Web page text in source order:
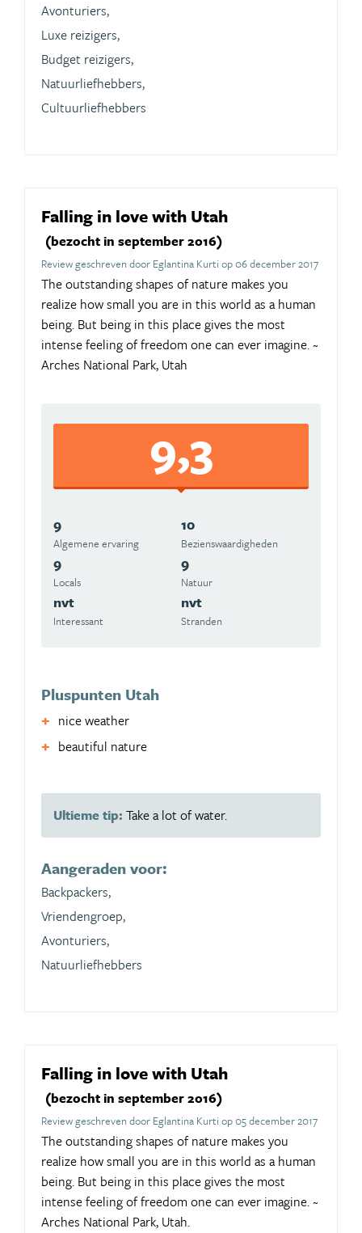
Avonturiers,
Luxe reizigers,
Budget reizigers,
Natuurliefhebbers,
Cultuurliefhebbers
Falling in love with Utah
(bezocht in september 2016)
Review geschreven door Eglantina Kurti op 06 december 2017
The outstanding shapes of nature makes you
realize how small you are in this world as a human
being. But being in this place gives the most
intense feeling of freedom one can ever imagine. ~
Arches National Park, Utah
9,3
9
Algemene ervaring
10
Beziens­waardigheden
9
Locals
9
Natuur
nvt
Interessant
nvt
Stranden
Pluspunten Utah
nice weather
beautiful nature
Ultieme tip: Take a lot of water.
Aangeraden voor:
Backpackers,
Vriendengroep,
Avonturiers,
Natuurliefhebbers
Falling in love with Utah
(bezocht in september 2016)
Review geschreven door Eglantina Kurti op 05 december 2017
The outstanding shapes of nature makes you
realize how small you are in this world as a human
being. But being in this place gives the most
intense feeling of freedom one can ever imagine. ~
Arches National Park, Utah.